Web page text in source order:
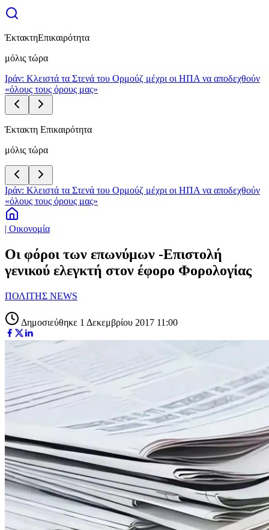
ΈκτακτηΕπικαιρότητα
μόλις τώρα
Ιράν: Κλειστά τα Στενά του Ορμούζ μέχρι οι ΗΠΑ να αποδεχθούν
«όλους τους όρους μας»
Έκτακτη Επικαιρότητα
μόλις τώρα
Ιράν: Κλειστά τα Στενά του Ορμούζ μέχρι οι ΗΠΑ να αποδεχθούν
«όλους τους όρους μας»
| Οικονομία
Οι φόροι των επωνύμων -Επιστολή
γενικού ελεγκτή στον έφορο Φορολογίας
ΠΟΛΙΤΗΣ NEWS
Δημοσιεύθηκε 1 Δεκεμβρίου 2017 11:00